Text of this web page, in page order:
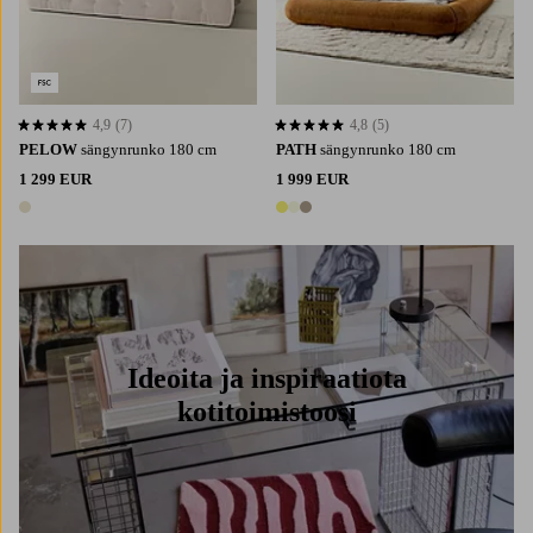
PELOW sängynrunko 180 cm
1 299 EUR
1 väri
4,9 perustuen 7 arvosanaan
4,9 (7)
PATH sängynrunko 180 cm
1 999 EUR
3 värejä
4,8 perustuen 5 arvosanaan
4,8 (5)
Ideoita ja inspiraatiota
kotitoimistoosi